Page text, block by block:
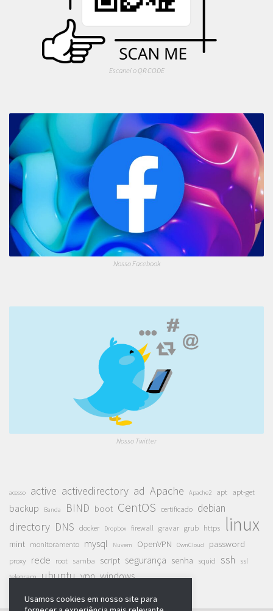
Escanei o QR CODE
Nosso Facebook
Nosso Twitter
acesso active activedirectory ad Apache Apache2 apt apt-get
backup Banda BIND boot CentOS certificado debian
directory DNS docker Dropbox firewall gravar grub https linux
mint monitoramento mysql Nuvem OpenVPN OwnCloud password
proxy rede root samba script segurança senha squid ssh ssl
telegram ubuntu vpn windows
Usamos cookies em nosso site para